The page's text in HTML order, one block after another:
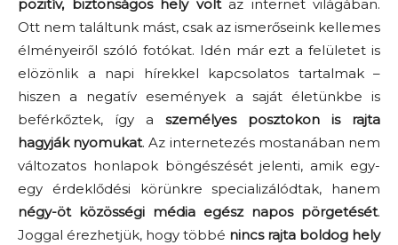
pozitív, biztonságos hely voltaz internet világában.
Ott nem találtunk mást, csak az ismerőseink kellemes
élményeiről szóló fotókat. Idén már ezt a felületet is
elözönlik a napi hírekkel kapcsolatos tartalmak –
hiszen a negatív események a saját életünkbe is
beférkőztek, így a személyes posztokon is rajta
hagyják nyomukat. Az internetezés mostanában nem
változatos honlapok böngészését jelenti, amik egy-
egy érdeklődési körünkre specializálódtak, hanem
négy-öt közösségi média egész napos pörgetését.
Joggal érezhetjük, hogy többé nincs rajta boldog hely